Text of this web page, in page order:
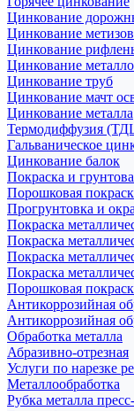
Цинкование
Цинкование метизов
Цинкование
Цинкование
Цинкование труб
Цинкование мачт
Цинкование металла
Термодиффузия
Гальваническое
Цинкование балок
Покраска и
Порошковая
Прогрунтовка и
Покраска
Покраска
Покраска
Покраска
Порошковая
Антикоррозийная
Антикоррозийная
Обработка металла
Абразивно-отрезная
Услуги по нарезке
Металлообработка
Рубка металла